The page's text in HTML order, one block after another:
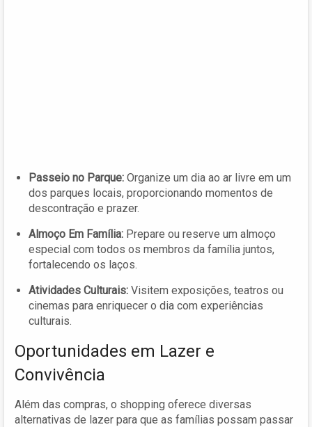
Passeio no Parque: Organize um dia ao ar livre em um
dos parques locais, proporcionando momentos de
descontração e prazer.
Almoço Em Família: Prepare ou reserve um almoço
especial com todos os membros da família juntos,
fortalecendo os laços.
Atividades Culturais: Visitem exposições, teatros ou
cinemas para enriquecer o dia com experiências
culturais.
Oportunidades em Lazer e
Convivência
Além das compras, o shopping oferece diversas
alternativas de lazer para que as famílias possam passar